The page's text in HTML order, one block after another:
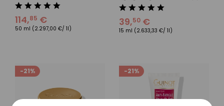
114,85 €
50 ml (2.297,00 €/ 1l)
39,50 €
15 ml (2.633,33 €/ 1l)
-21% -21%